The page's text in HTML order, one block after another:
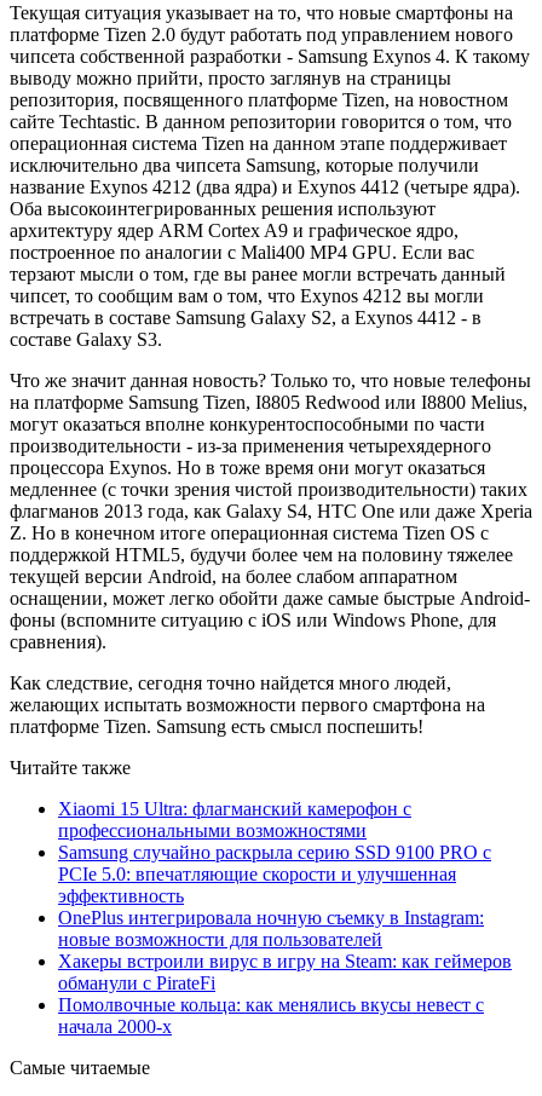
Текущая ситуация указывает на то, что новые смартфоны на
платформе Tizen 2.0 будут работать под управлением нового
чипсета собственной разработки - Samsung Exynos 4. К такому
выводу можно прийти, просто заглянув на страницы
репозитория, посвященного платформе Tizen, на новостном
сайте Techtastic. В данном репозитории говорится о том, что
операционная система Tizen на данном этапе поддерживает
исключительно два чипсета Samsung, которые получили
название Exynos 4212 (два ядра) и Exynos 4412 (четыре ядра).
Оба высокоинтегрированных решения используют
архитектуру ядер ARM Cortex A9 и графическое ядро,
построенное по аналогии с Mali400 MP4 GPU. Если вас
терзают мысли о том, где вы ранее могли встречать данный
чипсет, то сообщим вам о том, что Exynos 4212 вы могли
встречать в составе Samsung Galaxy S2, а Exynos 4412 - в
составе Galaxy S3.
Что же значит данная новость? Только то, что новые телефоны
на платформе Samsung Tizen, I8805 Redwood или I8800 Melius,
могут оказаться вполне конкурентоспособными по части
производительности - из-за применения четырехядерного
процессора Exynos. Но в тоже время они могут оказаться
медленнее (с точки зрения чистой производительности) таких
флагманов 2013 года, как Galaxy S4, HTC One или даже Xperia
Z. Но в конечном итоге операционная система Tizen OS с
поддержкой HTML5, будучи более чем на половину тяжелее
текущей версии Android, на более слабом аппаратном
оснащении, может легко обойти даже самые быстрые Android-
фоны (вспомните ситуацию с iOS или Windows Phone, для
сравнения).
Как следствие, сегодня точно найдется много людей,
желающих испытать возможности первого смартфона на
платформе Tizen. Samsung есть смысл поспешить!
Читайте также
Xiaomi 15 Ultra: флагманский камерофон с
профессиональными возможностями
Samsung случайно раскрыла серию SSD 9100 PRO с
PCIe 5.0: впечатляющие скорости и улучшенная
эффективность
OnePlus интегрировала ночную съемку в Instagram:
новые возможности для пользователей
Хакеры встроили вирус в игру на Steam: как геймеров
обманули с PirateFi
Помолвочные кольца: как менялись вкусы невест с
начала 2000-х
Самые читаемые